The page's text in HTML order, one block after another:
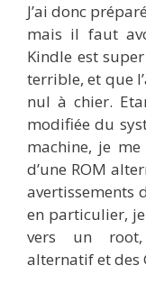
J’ai donc
mais il faut
Kindle est
terrible, et que
nul à chier.
modifiée du
machine, je
d’une ROM
avertissements
en particulier,
vers un root,
alternatif et des